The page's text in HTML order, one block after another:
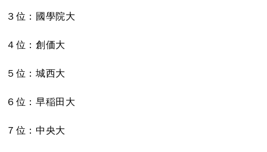
３位：國學院大
４位：創価大
５位：城西大
６位：早稲田大
７位：中央大